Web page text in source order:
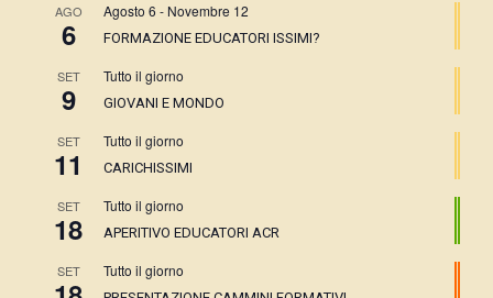
AGO
6
Agosto 6 - Novembre 12
FORMAZIONE EDUCATORI ISSIMI?
SET
9
Tutto il giorno
GIOVANI E MONDO
SET
11
Tutto il giorno
CARICHISSIMI
SET
18
Tutto il giorno
APERITIVO EDUCATORI ACR
SET Tutto il giorno